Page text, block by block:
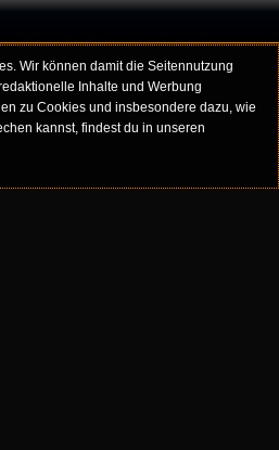
Wir können damit die Seitennutzung
Inhalte und Werbung
zu Cookies und insbesondere dazu, wie
kannst, findest du in unseren